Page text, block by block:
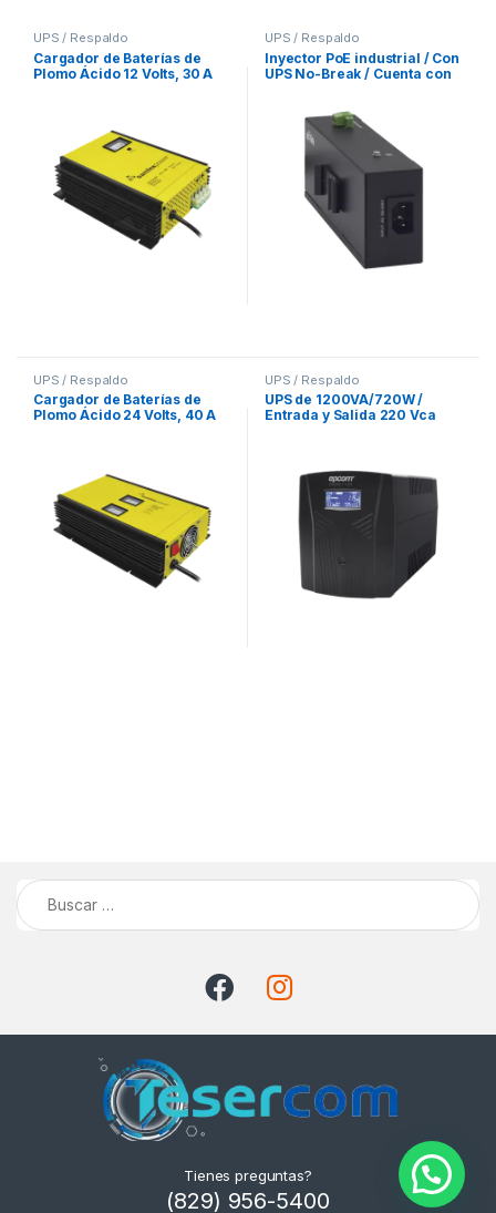
UPS / Respaldo
Cargador de Baterías de
Plomo Ácido 12 Volts, 30 A
UPS / Respaldo
Inyector PoE industrial / Con
UPS No-Break / Cuenta con
UPS / Respaldo
Cargador de Baterías de
Plomo Ácido 24 Volts, 40 A
UPS / Respaldo
UPS de 1200VA/720W /
Entrada y Salida 220 Vca
5-15P / 6 Tomas NEMA 5-15R
Buscar:
Tienes preguntas?
(829) 956-5400